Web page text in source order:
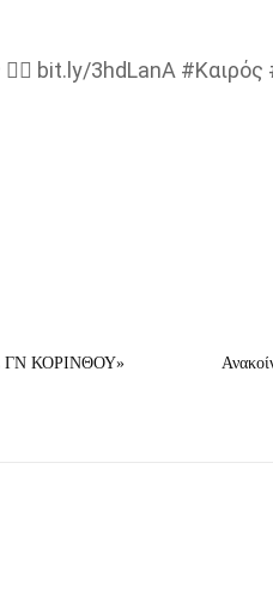
bit.ly/3hdLanA
ΚΟΡΙΝΘΟΥ»